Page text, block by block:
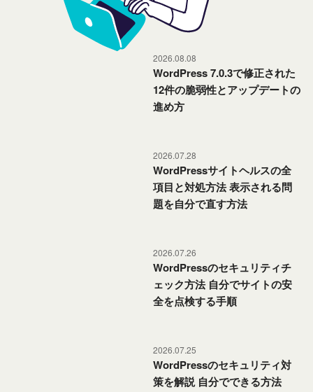
2026.08.08
WordPress 7.0.3で修正された
12件の脆弱性とアップデートの
進め方
2026.07.28
WordPressサイトヘルスの全
項目と対処方法 表示される問
題を自分で直す方法
2026.07.26
WordPressのセキュリティチ
ェック方法 自分でサイトの安
全を点検する手順
2026.07.25
WordPressのセキュリティ対
策を解説 自分でできる方法